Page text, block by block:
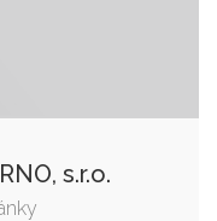
s.r.o.